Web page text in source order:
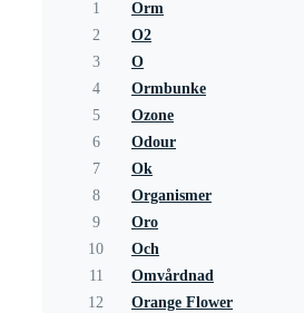
1
Orm
2
O2
3
O
4
Ormbunke
5
Ozone
6
Odour
7
Ok
8
Organismer
9
Oro
10
Och
11
Omvårdnad
12
Orange Flower